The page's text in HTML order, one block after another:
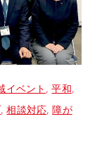
イベント , 平和
, 相談対応, 障が